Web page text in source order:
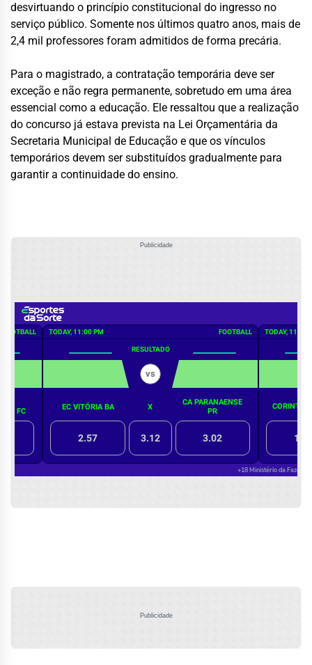
desvirtuando o princípio constitucional do ingresso no
serviço público. Somente nos últimos quatro anos, mais de
2,4 mil professores foram admitidos de forma precária.
Para o magistrado, a contratação temporária deve ser
exceção e não regra permanente, sobretudo em uma área
essencial como a educação. Ele ressaltou que a realização
do concurso já estava prevista na Lei Orçamentária da
Secretaria Municipal de Educação e que os vínculos
temporários devem ser substituídos gradualmente para
garantir a continuidade do ensino.
Publicidade
Publicidade